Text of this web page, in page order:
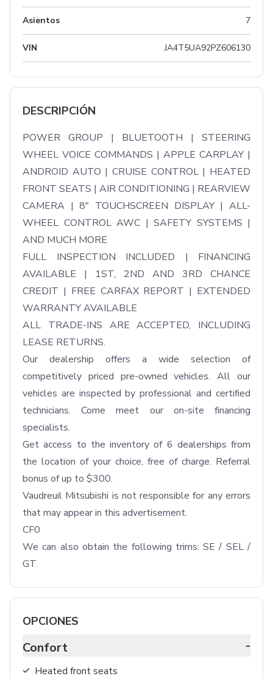
Asientos 7
VIN JA4T5UA92PZ606130
DESCRIPCIÓN
POWER GROUP | BLUETOOTH | STEERING
WHEEL VOICE COMMANDS | APPLE CARPLAY |
ANDROID AUTO | CRUISE CONTROL | HEATED
FRONT SEATS | AIR CONDITIONING | REARVIEW
CAMERA | 8" TOUCHSCREEN DISPLAY | ALL-
WHEEL CONTROL AWC | SAFETY SYSTEMS |
AND MUCH MORE
FULL INSPECTION INCLUDED | FINANCING
AVAILABLE | 1ST, 2ND AND 3RD CHANCE
CREDIT | FREE CARFAX REPORT | EXTENDED
WARRANTY AVAILABLE
ALL TRADE-INS ARE ACCEPTED, INCLUDING
LEASE RETURNS.
Our dealership offers a wide selection of
competitively priced pre-owned vehicles. All our
vehicles are inspected by professional and certified
technicians. Come meet our on-site financing
specialists.
Get access to the inventory of 6 dealerships from
the location of your choice, free of charge. Referral
bonus of up to $300.
Vaudreuil Mitsubishi is not responsible for any errors
that may appear in this advertisement.
CF0
We can also obtain the following trims: SE / SEL /
GT.
OPCIONES
Confort -
Heated front seats